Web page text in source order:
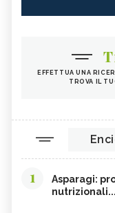
EFFETTUA UNA
TROVA IL
1
Asparagi:
nutrizionali...